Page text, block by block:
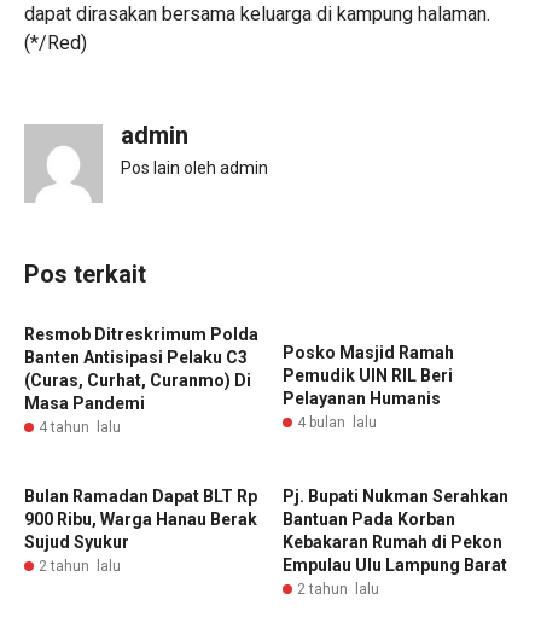
dapat dirasakan bersama keluarga di kampung halaman.
(*/Red)
admin
Pos lain oleh admin
Pos terkait
Resmob Ditreskrimum Polda
Banten Antisipasi Pelaku C3
(Curas, Curhat, Curanmo) Di
Masa Pandemi
4 tahun lalu
Posko Masjid Ramah
Pemudik UIN RIL Beri
Pelayanan Humanis
4 bulan lalu
Bulan Ramadan Dapat BLT Rp
900 Ribu, Warga Hanau Berak
Sujud Syukur
2 tahun lalu
Pj. Bupati Nukman Serahkan
Bantuan Pada Korban
Kebakaran Rumah di Pekon
Empulau Ulu Lampung Barat
2 tahun lalu